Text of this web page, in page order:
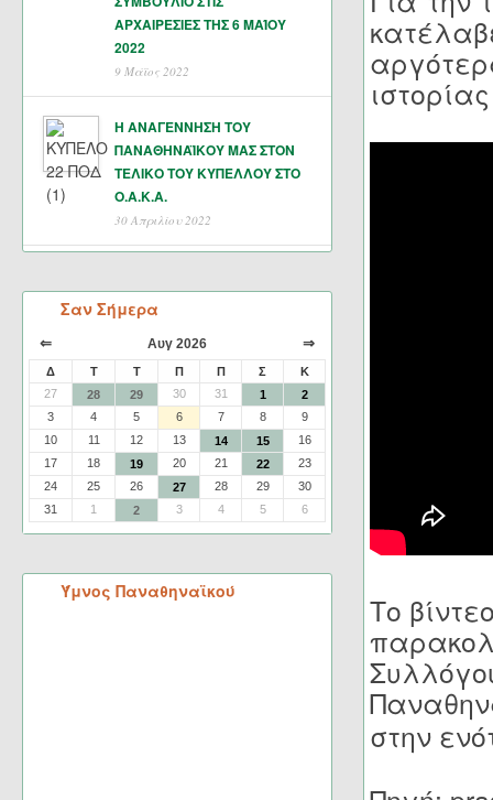
ΑΡΧΑΙΡΕΣΙΕΣ ΤΗΣ 6 ΜΑΊΟΥ
2022
9 Μάϊος 2022
Η ΑΝΑΓΕΝΝΗΣΗ ΤΟΥ
ΠΑΝΑΘΗΝΑΪΚΟΥ ΜΑΣ ΣΤΟΝ
ΤΕΛΙΚΟ ΤΟΥ ΚΥΠΕΛΛΟΥ ΣΤΟ
Ο.Α.Κ.Α.
30 Απριλίου 2022
Σαν Σήμερα
⇐ Αυγ 2026 ⇒
Δ Τ Τ Π Π Σ
Κ
27
28 29 30 31 1
2
3
4 5 6 7 8
9
10
11 12 13 14 15
16
17
18 19 20 21 22
23
24
25 26 27 28 29
30
31
1 2 3 4 5 6
Ύμνος Παναθηναϊκού
Το
στην